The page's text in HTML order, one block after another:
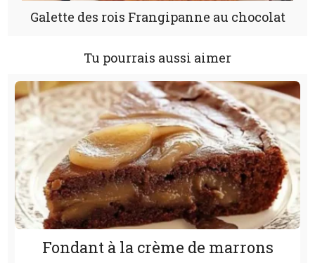
Galette des rois Frangipanne au chocolat
Tu pourrais aussi aimer
Fondant à la crème de marrons